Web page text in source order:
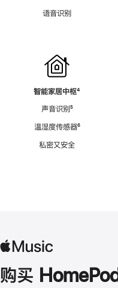
语音识别
智能家居中枢脚
⁴
声音识别脚
⁵
温湿度传感器脚
⁶
私密又安全
购买 HomePod